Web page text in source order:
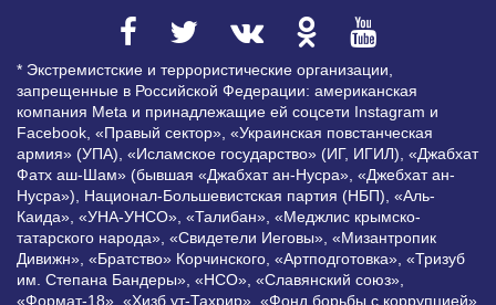
* Экстремистские и террористические организации,
запрещенные в Российской Федерации: американская
компания Meta и принадлежащие ей соцсети Instagram и
Facebook, «Правый сектор», «Украинская повстанческая
армия» (УПА), «Исламское государство» (ИГ, ИГИЛ), «Джабхат
Фатх аш-Шам» (бывшая «Джабхат ан-Нусра», «Джебхат ан-
Нусра»), Национал-Большевистская партия (НБП), «Аль-
Каида», «УНА-УНСО», «Талибан», «Меджлис крымско-
татарского народа», «Свидетели Иеговы», «Мизантропик
Дивижн», «Братство» Корчинского, «Артподготовка», «Тризуб
им. Степана Бандеры», «НСО», «Славянский союз»,
«Формат-18», «Хизб ут-Тахрир», «Фонд борьбы с коррупцией»